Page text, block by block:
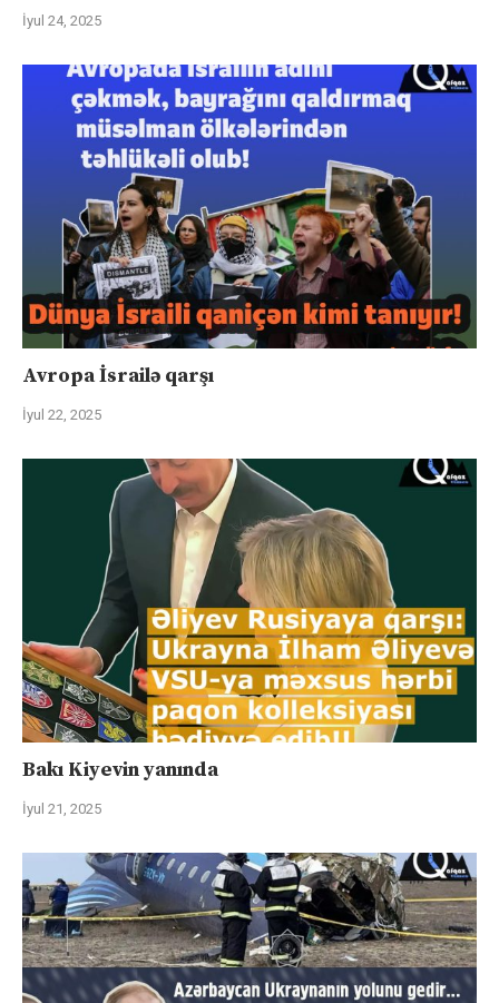
İyul 24, 2025
Avropa İsrailə qarşı
İyul 22, 2025
Bakı Kiyevin yanında
İyul 21, 2025